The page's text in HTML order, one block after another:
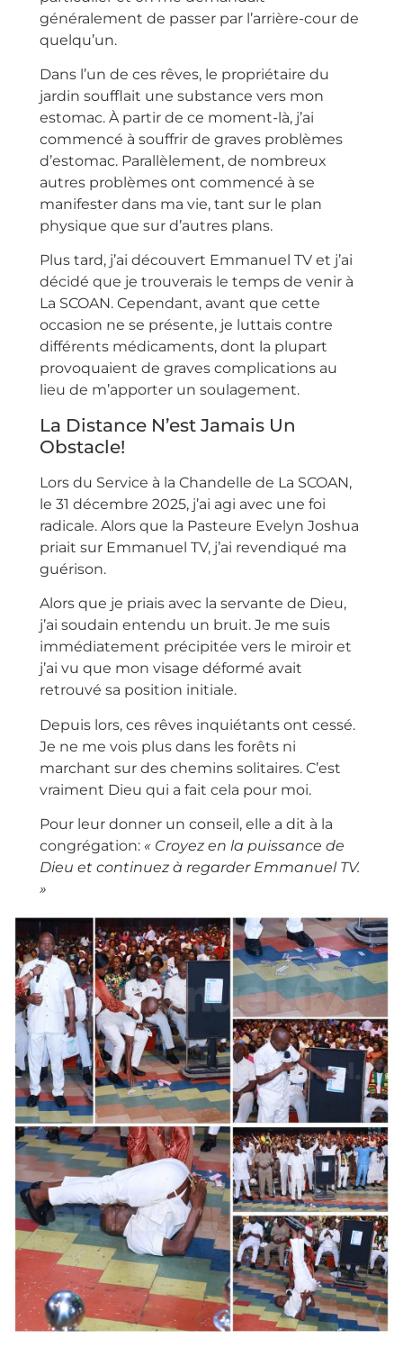
généralement de passer par l’arrière-cour de
quelqu’un.
Dans l’un de ces rêves, le propriétaire du
jardin soufflait une substance vers mon
estomac. À partir de ce moment-là, j’ai
commencé à souffrir de graves problèmes
d’estomac. Parallèlement, de nombreux
autres problèmes ont commencé à se
manifester dans ma vie, tant sur le plan
physique que sur d’autres plans.
Plus tard, j’ai découvert Emmanuel TV et j’ai
décidé que je trouverais le temps de venir à
La SCOAN. Cependant, avant que cette
occasion ne se présente, je luttais contre
différents médicaments, dont la plupart
provoquaient de graves complications au
lieu de m’apporter un soulagement.
La Distance N’est Jamais Un
Obstacle!
Lors du Service à la Chandelle de La SCOAN,
le 31 décembre 2025, j’ai agi avec une foi
radicale. Alors que la Pasteure Evelyn Joshua
priait sur Emmanuel TV, j’ai revendiqué ma
guérison.
Alors que je priais avec la servante de Dieu,
j’ai soudain entendu un bruit. Je me suis
immédiatement précipitée vers le miroir et
j’ai vu que mon visage déformé avait
retrouvé sa position initiale.
Depuis lors, ces rêves inquiétants ont cessé.
Je ne me vois plus dans les forêts ni
marchant sur des chemins solitaires. C’est
vraiment Dieu qui a fait cela pour moi.
Pour leur donner un conseil, elle a dit à la
congrégation: « Croyez en la puissance de
Dieu et continuez à regarder Emmanuel TV.
»